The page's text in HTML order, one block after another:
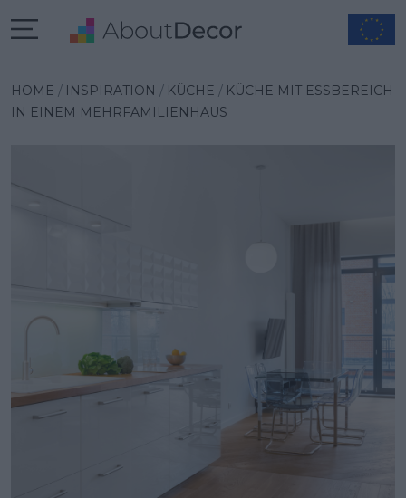
HOME INSPIRATION KÜCHE
KÜCHE MIT ESSBEREICH
IN EINEM MEHRFAMILIENHAUS